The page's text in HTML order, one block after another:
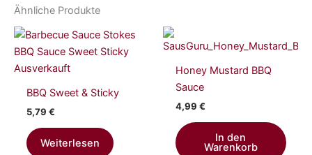
Ähnliche Produkte
Ausverkauft
BBQ Sweet & Sticky
5,79 €
Weiterlesen
Honey Mustard BBQ
Sauce
4,99 €
In den
Warenkorb